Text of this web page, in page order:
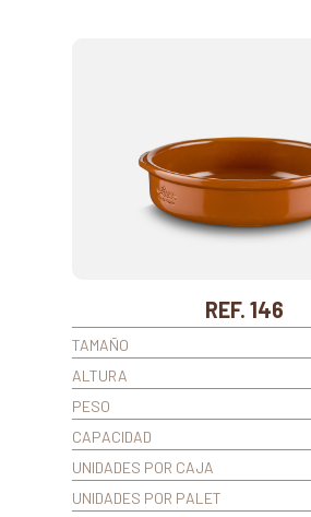
REF. 146
TAMAÑO
ALTURA
PESO
CAPACIDAD
UNIDADES POR CAJA
UNIDADES POR PALET